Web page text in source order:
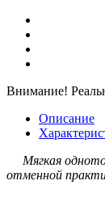
Внимание!
Описание
Мягкая
отменной